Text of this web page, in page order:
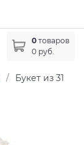
0 товаров
0 руб.
/
Букет из 31